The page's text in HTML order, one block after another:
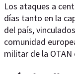
Los ataques a
días tanto en la
del país,
comunidad
militar de la OTAN